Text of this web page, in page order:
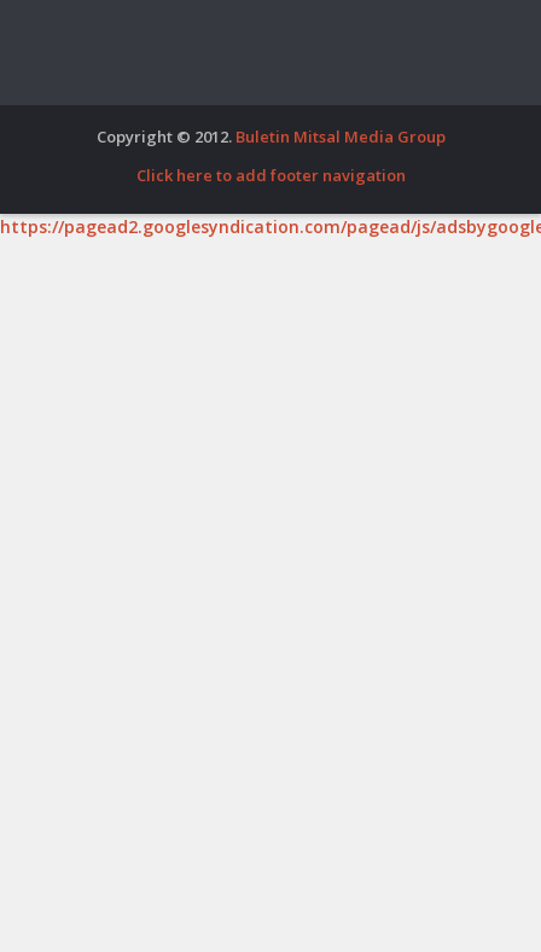
Copyright © 2012. Buletin Mitsal Media Group
Click here to add footer navigation
https://pagead2.googlesyndication.com/pagead/js/